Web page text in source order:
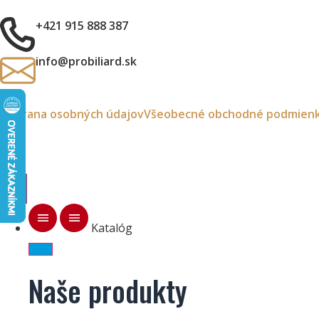
+421 915 888 387
info@probiliard.sk
Ochrana osobných údajovVšeobecné obchodné
Katalóg
Naše produkty